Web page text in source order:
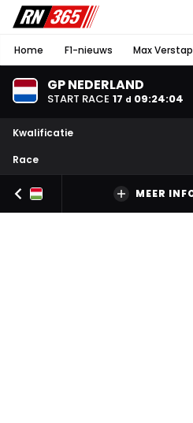
Home F1-nieuws Max
GP NEDERLAND
START RACE 17 d 09:24:03
Kwalificatie
Race
MEER